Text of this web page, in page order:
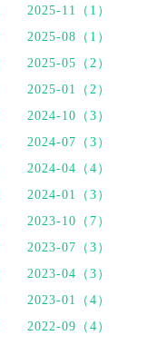
2025-11（1）
2025-08（1）
2025-05（2）
2025-01（2）
2024-10（3）
2024-07（3）
2024-04（4）
2024-01（3）
2023-10（7）
2023-07（3）
2023-04（3）
2023-01（4）
2022-09（4）